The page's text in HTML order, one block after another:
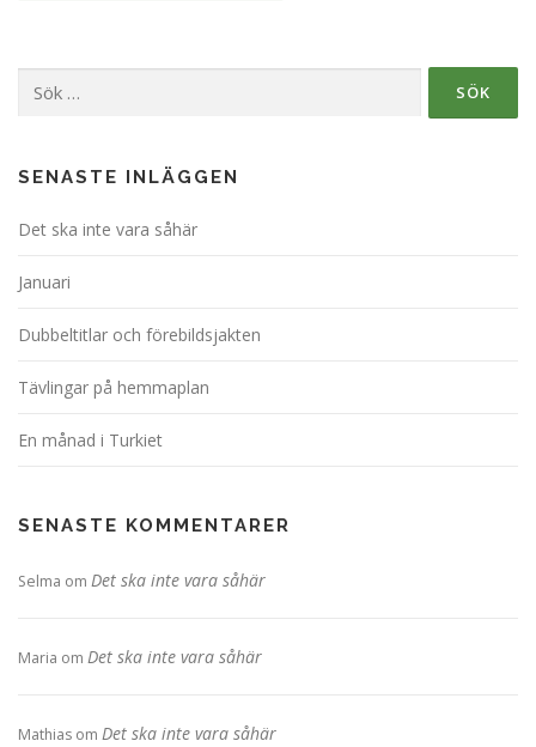
efter:
SENASTE INLÄGGEN
Det ska inte vara såhär
Januari
Dubbeltitlar och förebildsjakten
Tävlingar på hemmaplan
En månad i Turkiet
SENASTE KOMMENTARER
Selma om Det ska inte vara såhär
Maria om Det ska inte vara såhär
Mathias om Det ska inte vara såhär